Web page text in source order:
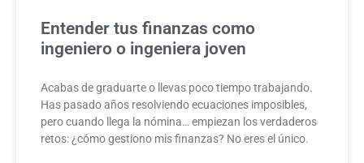
Entender tus finanzas como
ingeniero o ingeniera joven
Acabas de graduarte o llevas poco tiempo trabajando.
Has pasado años resolviendo ecuaciones imposibles,
pero cuando llega la nómina… empiezan los verdaderos
retos: ¿cómo gestiono mis finanzas? No eres el único.